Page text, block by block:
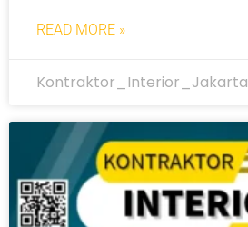
READ MORE »
Kontraktor_Interior_Jakarta